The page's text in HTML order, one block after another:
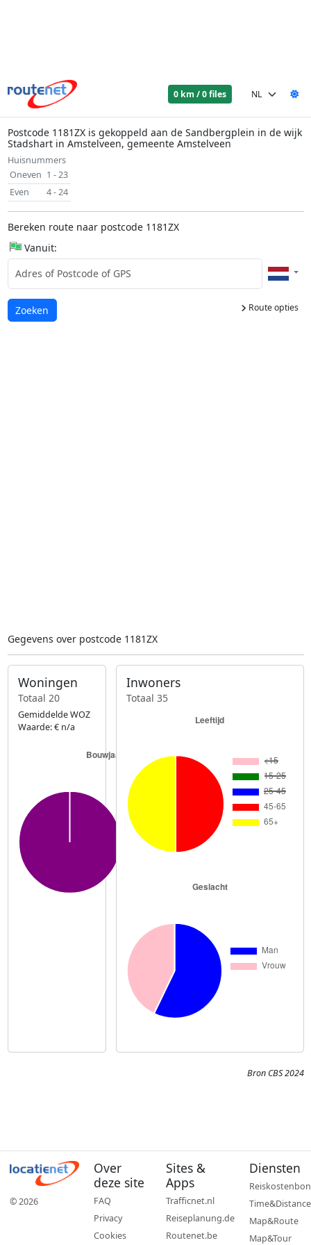
0 km / 0 files
Postcode 1181ZX is gekoppeld aan de Sandbergplein in de wijk
Stadshart in Amstelveen, gemeente Amstelveen
Huisnummers
Oneven 1 - 23
Even
4 - 24
Bereken route naar postcode 1181ZX
Vanuit:
Route opties
Laden...
Zoeken
Gegevens over postcode 1181ZX
Woningen
Totaal 20
Gemiddelde WOZ
Waarde: € n/a
Inwoners
Totaal 35
Bron CBS 2024
© 2026
Over
deze site
FAQ
Privacy
Cookies
Sites &
Apps
Trafficnet.nl
Reiseplanung.de
Routenet.be
Diensten
Reiskostenbon
Time&Distance
Map&Route
Map&Tour